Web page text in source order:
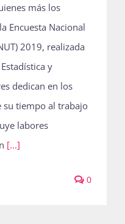
más los
Encuesta Nacional
2019, realizada
y
dedican en los
su tiempo al trabajo
labores
[...]
0